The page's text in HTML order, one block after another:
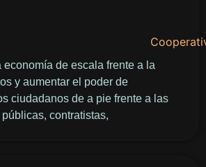
economía de escala frente a la
y aumentar el poder de
ciudadanos de a pie frente a las
contratistas,